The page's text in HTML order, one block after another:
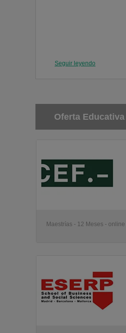
Seguir leyendo
Oferta
Maestrías - 12 Meses - online